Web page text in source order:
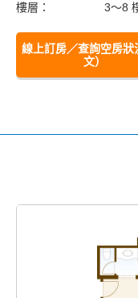
樓層：
3～8
線上訂房／查詢空房狀
文）